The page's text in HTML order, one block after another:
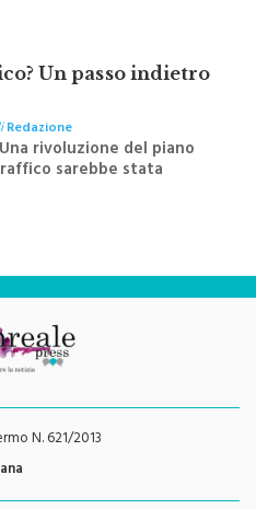
Un passo indietro
rivoluzione del piano
sarebbe stata
se preceduta da
rivoluzione culturale"
N. 621/2013